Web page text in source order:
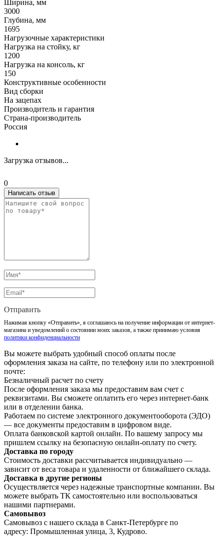
Ширина, мм
3000
Глубина, мм
1695
Нагрузочные характеристики
Нагрузка на стойку, кг
1200
Нагрузка на консоль, кг
150
Конструктивные особенности
Вид сборки
На зацепах
Производитель и гарантия
Страна-производитель
Россия
Загрузка отзывов...
0
Написать отзыв
Отправить
Нажимая кнопку «Отправить», я соглашаюсь на получение информации от интернет-
магазина и уведомлений о состоянии моих заказов, а также принимаю условия
политики конфиденциальности
Вы можете выбрать удобный способ оплаты после
оформления заказа на сайте, по телефону или по электронной
почте:
Безналичный расчет по счету
После оформления заказа мы предоставим вам счет с
реквизитами. Вы сможете оплатить его через интернет-банк
или в отделении банка.
Работаем по системе электронного документооборота (ЭДО)
— все документы предоставим в цифровом виде.
Оплата банковской картой онлайн. По вашему запросу мы
пришлем ссылку на безопасную онлайн-оплату по счету.
Доставка по городу
Стоимость доставки рассчитывается индивидуально —
зависит от веса товара и удаленности от ближайшего склада.
Доставка в другие регионы
Осуществляется через надежные транспортные компании. Вы
можете выбрать ТК самостоятельно или воспользоваться
нашими партнерами.
Самовывоз
Самовывоз с нашего склада в Санкт-Петербурге по
адресу: Промышленная улица, 3, Кудрово.